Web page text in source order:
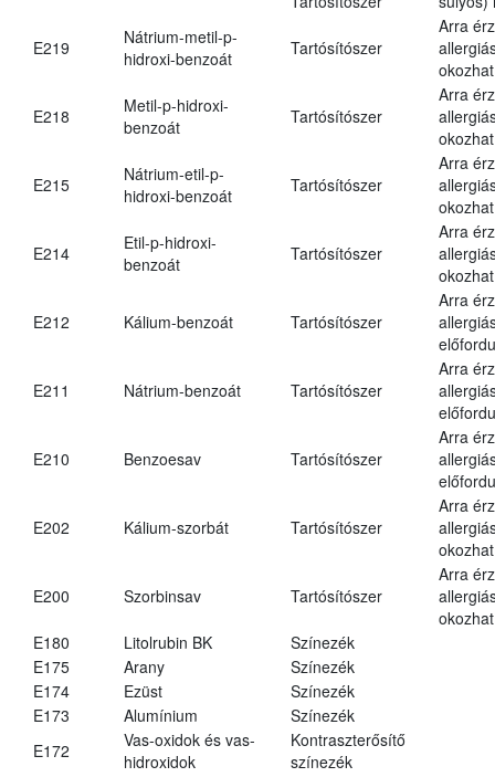
E219
Nátrium-metil-p-
hidroxi-benzoát
Tartósítószer
Arra
E218
Metil-p-hidroxi-
benzoát
Tartósítószer
Arra
E215
Nátrium-etil-p-
hidroxi-benzoát
Tartósítószer
Arra
E214
Etil-p-hidroxi-
benzoát
Tartósítószer
Arra
E212 Kálium-benzoát Tartósítószer
Arra
E211 Nátrium-benzoát Tartósítószer
Arra
E210 Benzoesav Tartósítószer
Arra
E202 Kálium-szorbát Tartósítószer
Arra
E200 Szorbinsav Tartósítószer
Arra
E180
Litolrubin BK
Színezék
E175
Arany
Színezék
E174
Ezüst
Színezék
E173
Alumínium
Színezék
E172
Vas-oxidok és vas-
hidroxidok
Kontraszterősítő
színezék